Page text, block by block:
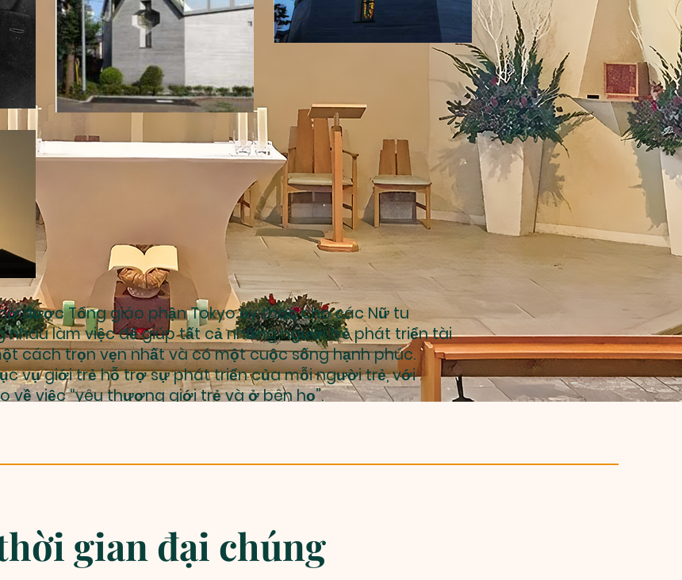
được Tổng giáo phận Tokyo ủy thác cho các Nữ tu
nhau làm việc để giúp tất cả những người trẻ phát triển tài
cách trọn vẹn nhất và có một cuộc sống hạnh phúc.
vụ giới trẻ hỗ trợ sự phát triển của mỗi người trẻ, với
về việc “yêu thương giới trẻ và ở bên họ”.
gian đại chúng